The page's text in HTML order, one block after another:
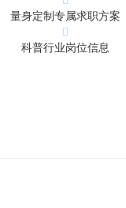
量身定制专属求职方案
科普行业岗位信息